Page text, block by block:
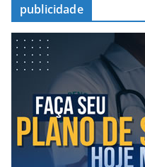
publicidade